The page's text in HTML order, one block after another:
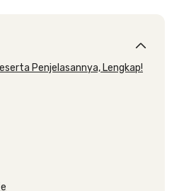
Penjelasannya, Lengkap!